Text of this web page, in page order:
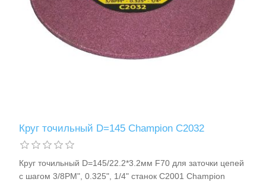
Круг точильный D=145 Champion C2032
Круг точильный D=145/22.2*3.2мм F70 для заточки цепей
с шагом 3/8PM", 0.325", 1/4" станок C2001 Champion